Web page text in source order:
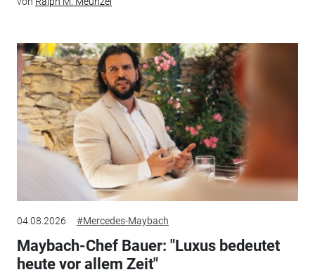
04.08.2026 #Mercedes-Maybach
Maybach-Chef Bauer: "Luxus bedeutet
heute vor allem Zeit"